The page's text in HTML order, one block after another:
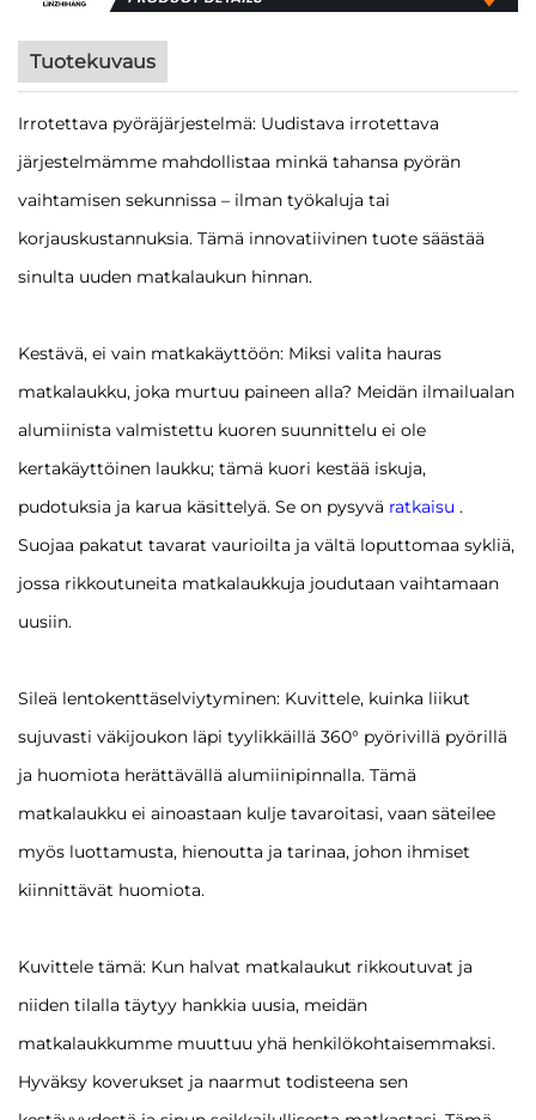
Tuotekuvaus
Irrotettava pyöräjärjestelmä: Uudistava irrotettava
järjestelmämme mahdollistaa minkä tahansa pyörän
vaihtamisen sekunnissa – ilman työkaluja tai
korjauskustannuksia. Tämä innovatiivinen tuote säästää
sinulta uuden matkalaukun hinnan.
Kestävä, ei vain matkakäyttöön: Miksi valita hauras
matkalaukku, joka murtuu paineen alla? Meidän ilmailualan
alumiinista valmistettu kuoren suunnittelu ei ole
kertakäyttöinen laukku; tämä kuori kestää iskuja,
pudotuksia ja karua käsittelyä. Se on pysyvä ratkaisu .
Suojaa pakatut tavarat vaurioilta ja vältä loputtomaa sykliä,
jossa rikkoutuneita matkalaukkuja joudutaan vaihtamaan
uusiin.
Sileä lentokenttäselviytyminen: Kuvittele, kuinka liikut
sujuvasti väkijoukon läpi tyylikkäillä 360° pyörivillä pyörillä
ja huomiota herättävällä alumiinipinnalla. Tämä
matkalaukku ei ainoastaan kulje tavaroitasi, vaan säteilee
myös luottamusta, hienoutta ja tarinaa, johon ihmiset
kiinnittävät huomiota.
Kuvittele tämä: Kun halvat matkalaukut rikkoutuvat ja
niiden tilalla täytyy hankkia uusia, meidän
matkalaukkumme muuttuu yhä henkilökohtaisemmaksi.
Hyväksy koverukset ja naarmut todisteena sen